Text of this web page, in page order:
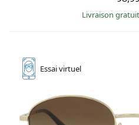
Livraison
Essaivirtuel